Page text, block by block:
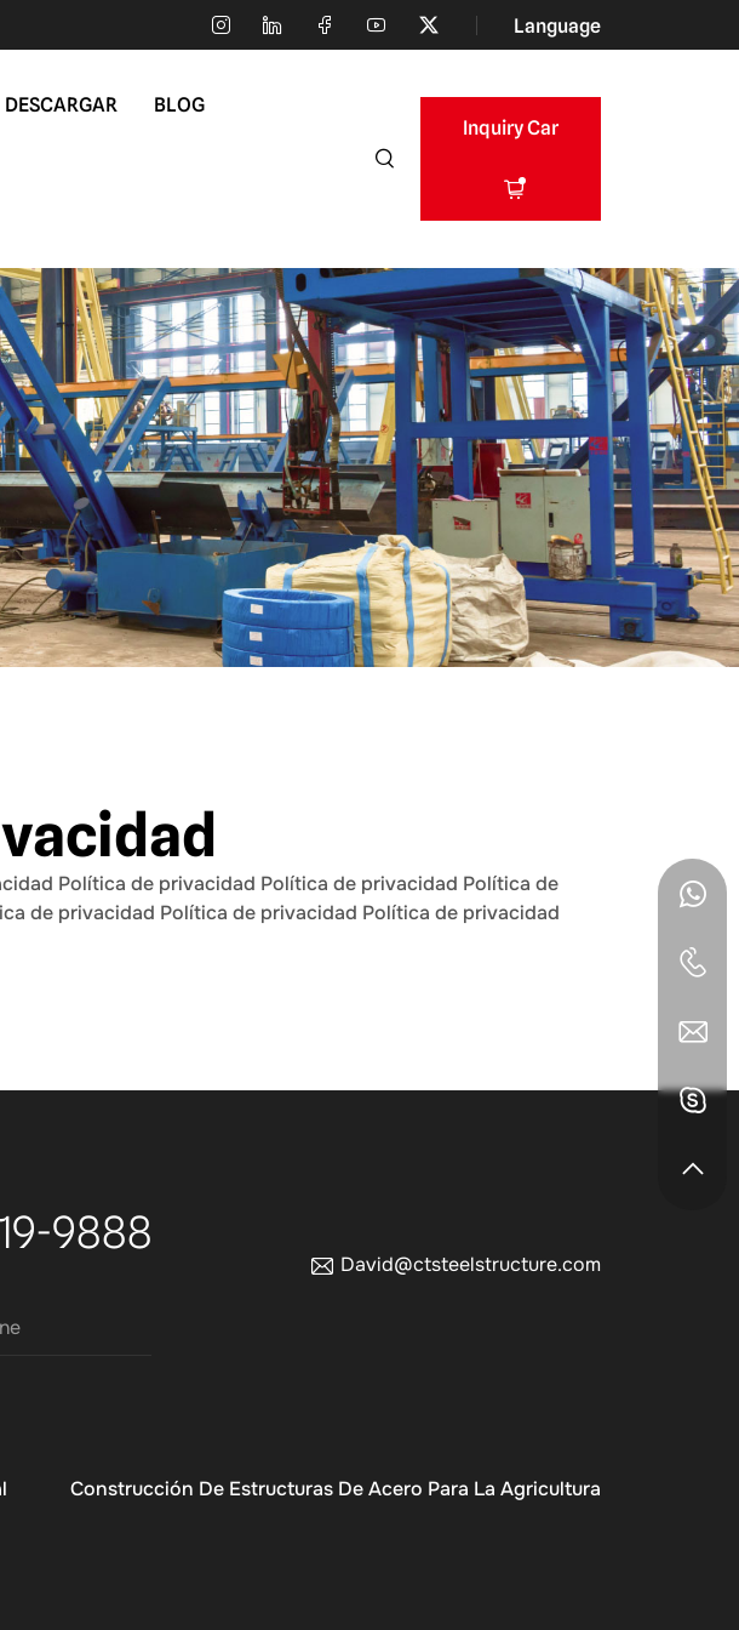
Language
DESCARGAR BLOG
Inquiry Car
Política de privacidad Política de privacidad Política de
de privacidad Política de privacidad Política de privacidad
9888
David@ctsteelstructure.com
Construcción De Estructuras De Acero Para La Agricultura